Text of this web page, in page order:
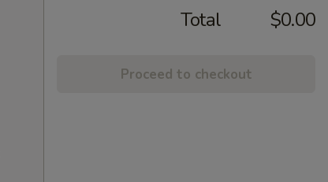
Total $0.00
Proceed to checkout